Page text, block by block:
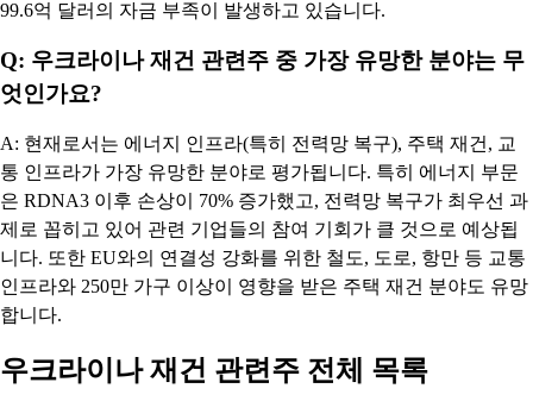
99.6억 달러의 자금 부족이 발생하고 있습니다.
Q: 우크라이나 재건 관련주 중 가장 유망한 분야는 무
엇인가요?
A: 현재로서는 에너지 인프라(특히 전력망 복구), 주택 재건, 교
통 인프라가 가장 유망한 분야로 평가됩니다. 특히 에너지 부문
은 RDNA3 이후 손상이 70% 증가했고, 전력망 복구가 최우선 과
제로 꼽히고 있어 관련 기업들의 참여 기회가 클 것으로 예상됩
니다. 또한 EU와의 연결성 강화를 위한 철도, 도로, 항만 등 교통
인프라와 250만 가구 이상이 영향을 받은 주택 재건 분야도 유망
합니다.
우크라이나 재건 관련주 전체 목록